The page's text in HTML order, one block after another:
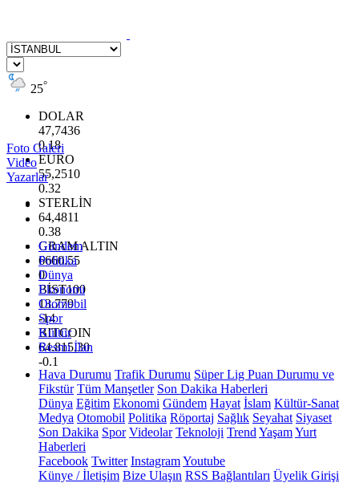
25°
DOLAR
47,7436
0.18
EURO
55,2510
0.32
STERLİN
64,4811
0.38
GRAM ALTIN
6660.55
0
BİST100
13.779
-14
BITCOIN
64.815,30
-0.1
Foto Galeri
Video
Yazarlar
Gündem
Politika
Dünya
Ekonomi
Otomobil
Spor
Kültür
Resmi İlan
Hava Durumu Trafik Durumu Süper Lig Puan Durumu ve
Fikstür Tüm Manşetler Son Dakika Haberleri
Dünya Eğitim Ekonomi Gündem Hayat İslam Kültür-Sanat
Medya Otomobil Politika Röportaj Sağlık Seyahat Siyaset
Son Dakika Spor Videolar Teknoloji Trend YaşamYurt
Haberleri
Facebook Twitter InstagramYoutube
Künye / İletişim Bize Ulaşın RSS Bağlantıları Üyelik Girişi